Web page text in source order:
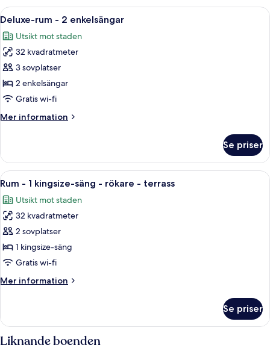
1
säng
Öppna
alla
foton
för
Deluxe-
rum
-
enkelsängar
Ett hotellrum med två sängar, ett
7
Deluxe-rum - 2 enkelsängar
Utsikt mot staden
32 kvadratmeter
3 sovplatser
2 enkelsängar
Gratis wi-fi
Mer information
Mer
rum
2
enkelsängar
Se priser
Öppna
alla
foton
för
Rum
-
1
säng
terrass
Ett hotellrum med en stor säng, ett
6
Rum - 1 kingsize-säng - rökare - terrass
Utsikt mot staden
32 kvadratmeter
2 sovplatser
1 kingsize-säng
Gratis wi-fi
Mer information
Mer
-
kingsize-
Se priser
Liknande boenden